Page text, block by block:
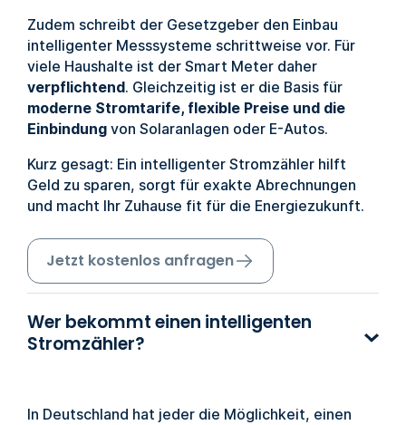
Zudem schreibt der Gesetzgeber den Einbau
intelligenter Messsysteme schrittweise vor. Für
viele Haushalte ist der Smart Meter daher
verpflichtend. Gleichzeitig ist er die Basis für
moderne Stromtarife, flexible Preise und die
Einbindung von Solaranlagen oder E-Autos.
Kurz gesagt: Ein intelligenter Stromzähler hilft
Geld zu sparen, sorgt für exakte Abrechnungen
und macht Ihr Zuhause fit für die Energiezukunft.
Jetzt kostenlos anfragen
Wer bekommt einen intelligenten
Stromzähler?
In Deutschland hat jeder die Möglichkeit, einen